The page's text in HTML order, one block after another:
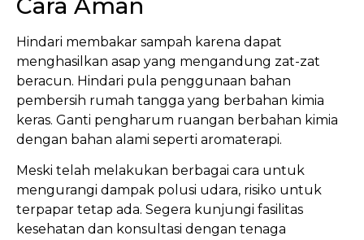
Hindari membakar sampah karena dapat
menghasilkan asap yang mengandung zat-zat
beracun. Hindari pula penggunaan bahan
pembersih rumah tangga yang berbahan kimia
keras. Ganti pengharum ruangan berbahan kimia
dengan bahan alami seperti aromaterapi.
Meski telah melakukan berbagai cara untuk
mengurangi dampak polusi udara, risiko untuk
terpapar tetap ada. Segera kunjungi fasilitas
kesehatan dan konsultasi dengan tenaga